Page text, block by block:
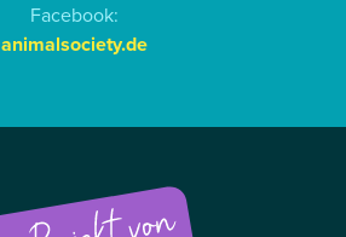
Facebook:
animalsociety.de